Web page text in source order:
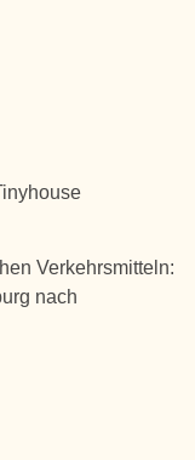
Verkehrsmitteln:
nach